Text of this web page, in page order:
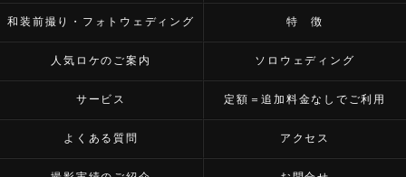
和装前撮り・フォトウェディング 特 徴
人気ロケのご案内 ソロウェディング
サービス 定額＝追加料金なしでご利用
よくある質問 アクセス